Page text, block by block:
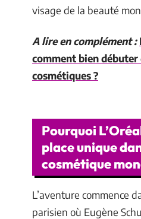
visage de la beauté
A lire en complément :
comment bien
cosmétiques ?
Pourquoi
place unique
cosmétique
L’aventure commence
parisien où Eugène